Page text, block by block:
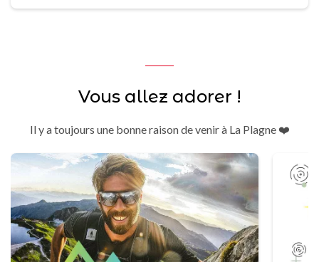
Vous allez adorer !
Il y a toujours une bonne raison de venir à La Plagne ❤️